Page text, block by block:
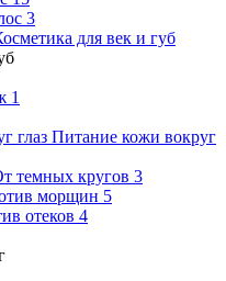
3
для век и губ
1
Питание кожи вокруг
темных кругов 3
морщин 5
отеков 4